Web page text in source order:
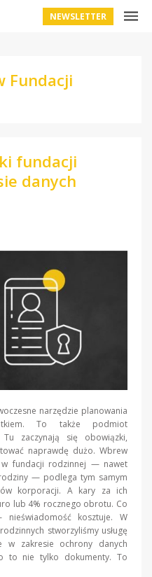
NEWSLETTER
Fundacji
fundacji
danych
narzędzie planowania
To także podmiot
zaczynają się obowiązki,
naprawdę dużo. Wbrew
fundacji rodzinnej — nawet
— podlega tym samym
korporacji. A kary za ich
lub 4% rocznego obrotu. Co
kosztuje. W
stworzyliśmy usługę
w zakresie ochrony danych
to nie tylko dokumenty. To